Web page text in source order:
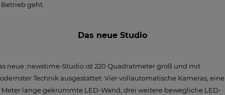
geht.
Das neue Studio
neue :newstime-Studio ist 220 Quadratmeter groß und mit
Technik ausgestattet: Vier vollautomatische Kameras, eine
Meter lange gekrümmte LED-Wand, drei weitere bewegliche LED-